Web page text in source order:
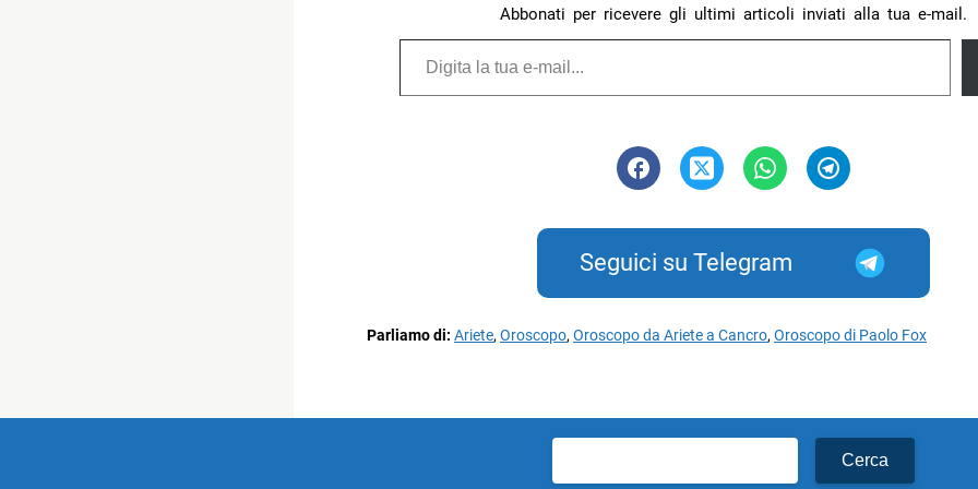
Abbonati per ricevere gli ultimi articoli inviati alla tua e-mail.
Digita la tua e-mail...
Seguici su Telegram
Parliamo di: Ariete,Oroscopo,Oroscopo da Ariete a Cancro,Oroscopo di Paolo Fox
per: